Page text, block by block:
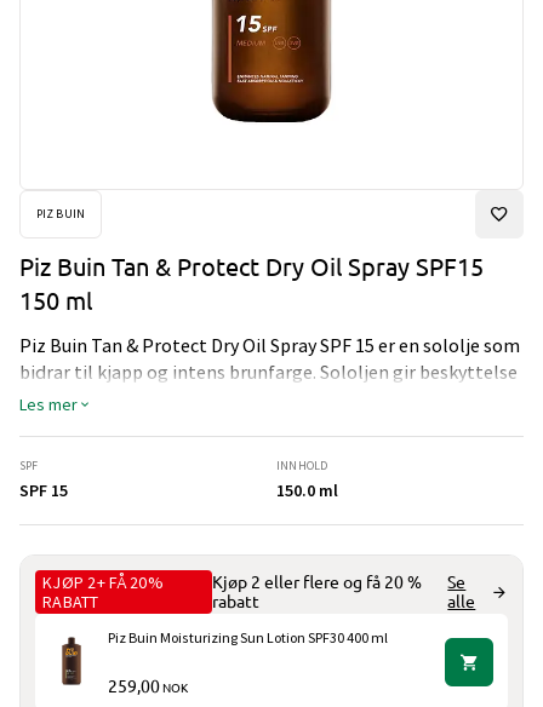
PIZ BUIN
Piz Buin Tan & Protect Dry Oil Spray SPF15
150 ml
Piz Buin Tan & Protect Dry Oil Spray SPF 15 er en sololje som
bidrar til kjapp og intens brunfarge. Sololjen gir beskyttelse
mot både UVA- og UVB-stråler og gir huden umiddelbar
Les mer
SPF
SPF 15
INNHOLD
150.0 ml
KJØP 2+ FÅ 20%
RABATT
Kjøp 2 eller flere og få 20 %
rabatt
Se
alle
Piz Buin Moisturizing Sun Lotion SPF30 400 ml
259,00NOK